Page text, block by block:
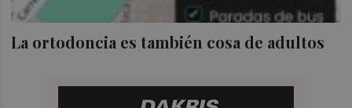
La ortodoncia es también cosa de adultos